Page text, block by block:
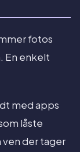
fotos
En enkelt
med apps
låste
ven der tager